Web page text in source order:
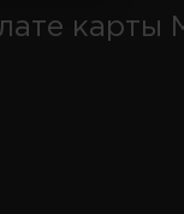
карты